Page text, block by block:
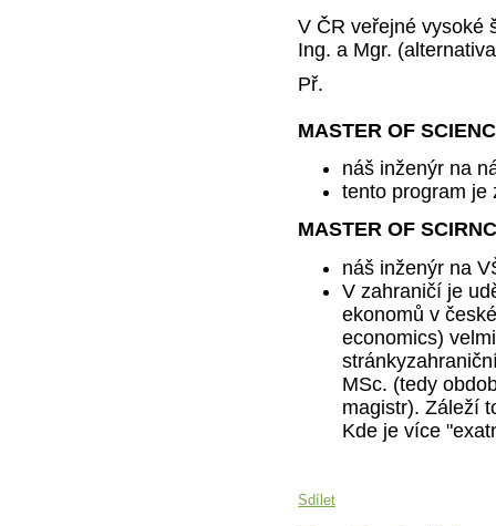
V ČR veřejné vysoké
Ing. a Mgr.
Př.
MASTER OF
náš inženýr na
tento program je
MASTER OF
náš inženýr na
V zahraničí je
ekonomů v
economics)
MSc. (tedy
magistr). Záleží
Kde je více
Sdílet